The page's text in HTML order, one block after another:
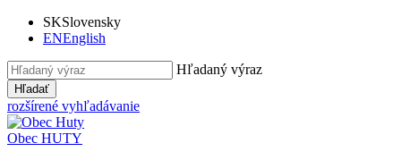
SKSlovensky
ENEnglish
Hľadaný výraz
Hľadať
rozšírené vyhľadávanie
Obec HUTY